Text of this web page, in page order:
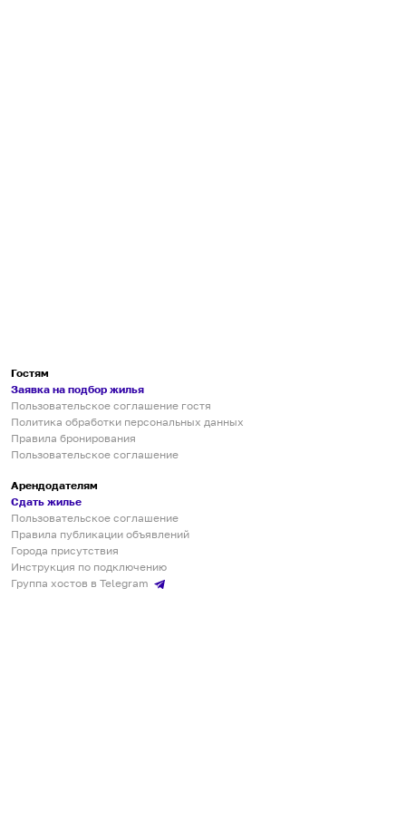
Гостям
Заявка на подбор жилья
Пользовательское соглашение гостя
Политика обработки персональных данных
Правила бронирования
Пользовательское соглашение
Арендодателям
Сдать жилье
Пользовательское соглашение
Правила публикации объявлений
Города присутствия
Инструкция по подключению
Группа хостов в Telegram